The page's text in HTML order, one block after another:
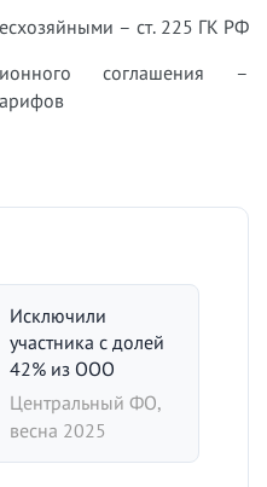
– ст. 225 ГК РФ
соглашения –
Исключили
участника с долей
42% из ООО
Центральный ФО,
весна 2025